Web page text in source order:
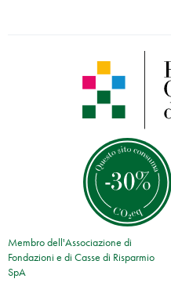
Membro dell'Associazione di
Fondazioni e di Casse di Risparmio
SpA